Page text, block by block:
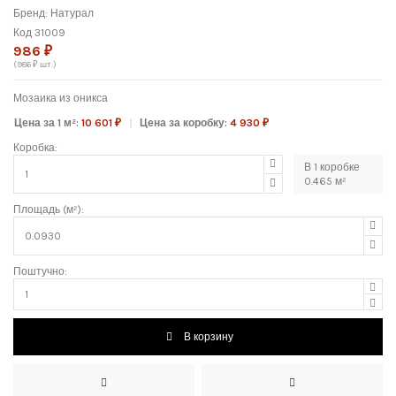
Бренд: Натурал
Код 31009
986 ₽
(986 ₽ шт.)
Мозаика из оникса
Цена за 1 м²:10 601 ₽ Цена за коробку:4 930 ₽
Коробка:
В 1 коробке
0.465 м²
Площадь (м²):
Поштучно:
В корзину